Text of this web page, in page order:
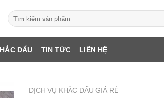
Tìm
kiếm:
DẤU TIN TỨC LIÊN HỆ
DỊCH VỤ KHẮC DẤU GIÁ RẺ